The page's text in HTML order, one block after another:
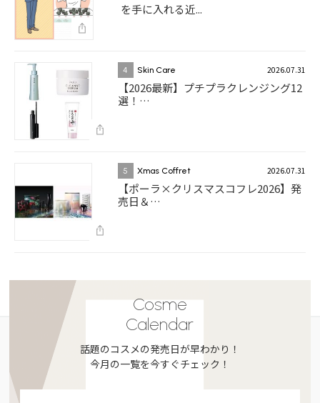
を手に入れる近...
4 Skin Care 2026.07.31
【2026最新】プチプラクレンジング12
選！…
5 Xmas Coffret 2026.07.31
【ポーラ×クリスマスコフレ2026】発
売日＆…
Cosme
Calendar
話題のコスメの発売日が早わかり！
今月の一覧を今すぐチェック！